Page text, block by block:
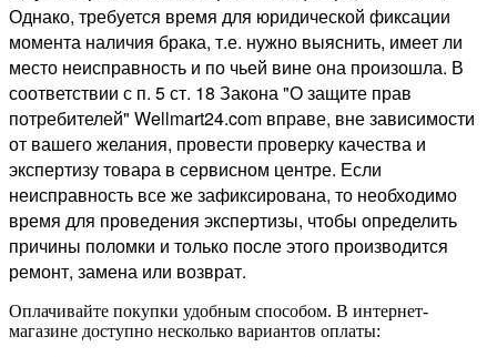
Однако, требуется время для юридической фиксации
момента наличия брака, т.е. нужно выяснить, имеет ли
место неисправность и по чьей вине она произошла. В
соответствии с п. 5 ст. 18 Закона "О защите прав
потребителей" Wellmart24.com вправе, вне зависимости
от вашего желания, провести проверку качества и
экспертизу товара в сервисном центре. Если
неисправность все же зафиксирована, то необходимо
время для проведения экспертизы, чтобы определить
причины поломки и только после этого производится
ремонт, замена или возврат.
Оплачивайте покупки удобным способом. В интернет-
магазине доступно несколько вариантов оплаты: